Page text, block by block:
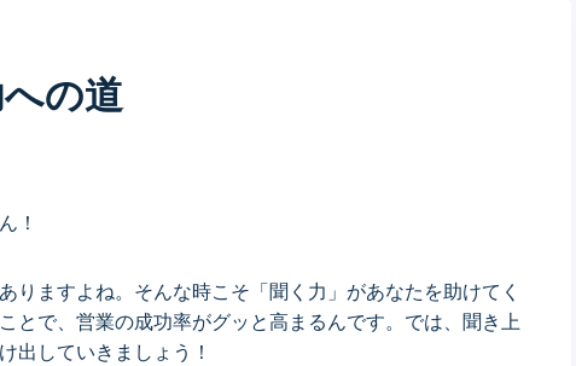
の道
！
りますよね。そんな時こそ「聞く力」があなたを助けてく
とで、営業の成功率がグッと高まるんです。では、聞き上
出していきましょう！